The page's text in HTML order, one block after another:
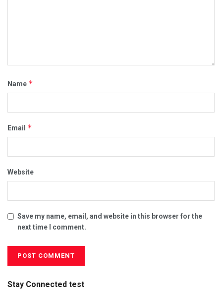
Name *
Email *
Website
Save my name, email, and website in this browser for the
next time I comment.
Stay Connected test